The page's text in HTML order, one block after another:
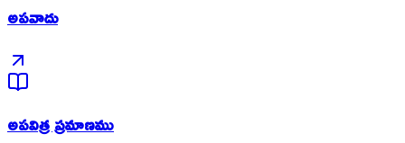
అపవాదు
అపవిత్ర ప్రమాణము